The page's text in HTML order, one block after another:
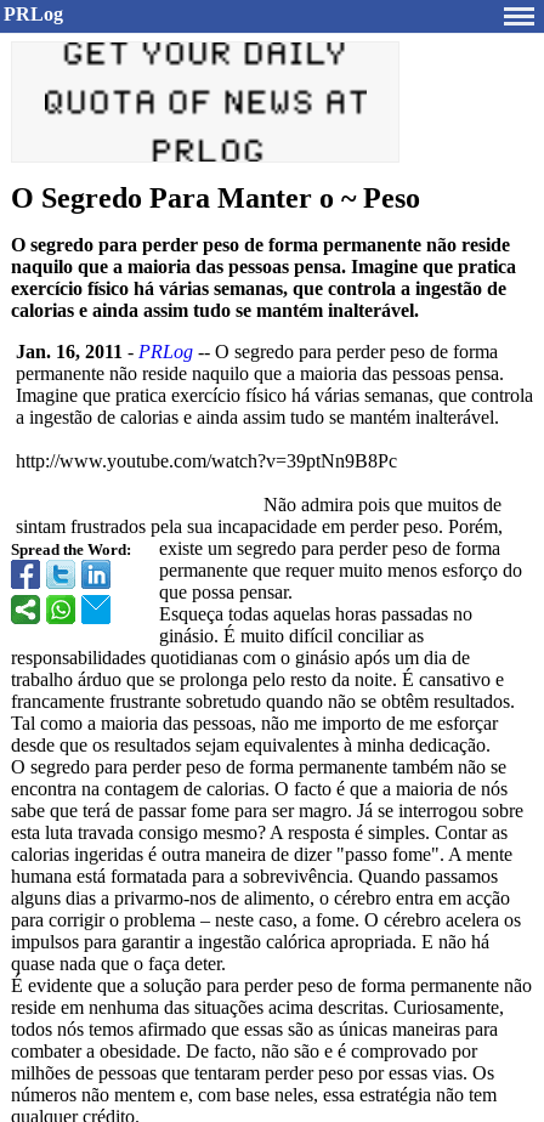
PRLog
O Segredo Para Manter o ~ Peso
O segredo para perder peso de forma permanente não reside
naquilo que a maioria das pessoas pensa. Imagine que pratica
exercício físico há várias semanas, que controla a ingestão de
calorias e ainda assim tudo se mantém inalterável.
Spread the Word:
Jan. 16, 2011 - PRLog -- O segredo para perder peso de forma
permanente não reside naquilo que a maioria das pessoas pensa.
Imagine que pratica exercício físico há várias semanas, que controla
a ingestão de calorias e ainda assim tudo se mantém inalterável.
http://www.youtube.com/watch?v=39ptNn9B8Pc
Não admira pois que muitos de
sintam frustrados pela sua incapacidade em perder peso. Porém,
existe um segredo para perder peso de forma
permanente que requer muito menos esforço do
que possa pensar.
Esqueça todas aquelas horas passadas no
ginásio. É muito difícil conciliar as
responsabilidades quotidianas com o ginásio após um dia de
trabalho árduo que se prolonga pelo resto da noite. É cansativo e
francamente frustrante sobretudo quando não se obtêm resultados.
Tal como a maioria das pessoas, não me importo de me esforçar
desde que os resultados sejam equivalentes à minha dedicação.
O segredo para perder peso de forma permanente também não se
encontra na contagem de calorias. O facto é que a maioria de nós
sabe que terá de passar fome para ser magro. Já se interrogou sobre
esta luta travada consigo mesmo? A resposta é simples. Contar as
calorias ingeridas é outra maneira de dizer "passo fome". A mente
humana está formatada para a sobrevivência. Quando passamos
alguns dias a privarmo-nos de alimento, o cérebro entra em acção
para corrigir o problema – neste caso, a fome. O cérebro acelera os
impulsos para garantir a ingestão calórica apropriada. E não há
quase nada que o faça deter.
É evidente que a solução para perder peso de forma permanente não
reside em nenhuma das situações acima descritas. Curiosamente,
todos nós temos afirmado que essas são as únicas maneiras para
combater a obesidade. De facto, não são e é comprovado por
milhões de pessoas que tentaram perder peso por essas vias. Os
números não mentem e, com base neles, essa estratégia não tem
qualquer crédito.